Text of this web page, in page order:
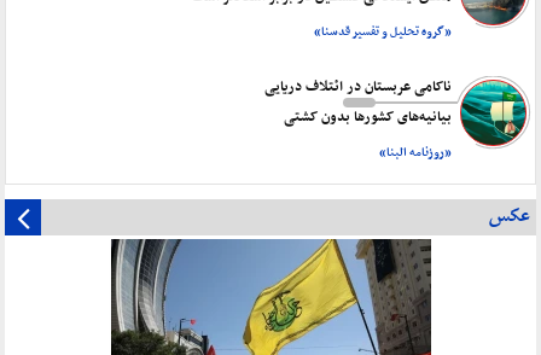
«گروه تحلیل و تفسیر قدسنا»
ناکامی عربستان در ائتلاف دریایی
بیانیه‌های کشورها بدون کشتی
«روزنامه البنا»
عکس